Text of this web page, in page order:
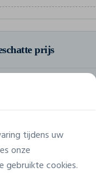
prijs
tijdens uw
onze
gebruikte cookies.